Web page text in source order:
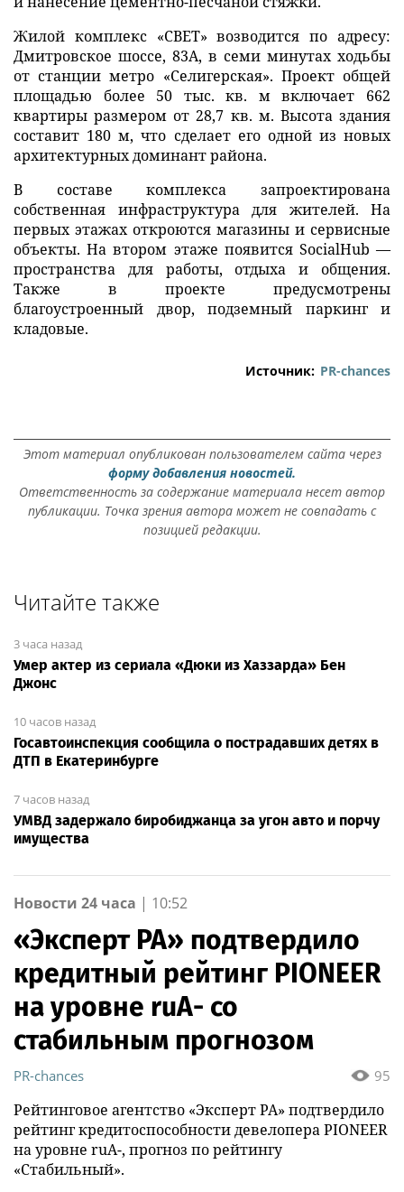
Жилой комплекс «СВЕТ» возводится по адресу:
Дмитровское шоссе, 83А, в семи минутах ходьбы
от станции метро «Селигерская». Проект общей
площадью более 50 тыс. кв. м включает 662
квартиры размером от 28,7 кв. м. Высота здания
составит 180 м, что сделает его одной из новых
архитектурных доминант района.
В составе комплекса запроектирована
собственная инфраструктура для жителей. На
первых этажах откроются магазины и сервисные
объекты. На втором этаже появится SocialHub —
пространства для работы, отдыха и общения.
Также в проекте предусмотрены
благоустроенный двор, подземный паркинг и
кладовые.
Источник: PR-chances
Этот материал опубликован пользователем сайта через
форму добавления новостей.
Ответственность за содержание материала несет автор
публикации. Точка зрения автора может не совпадать с
позицией редакции.
Читайте также
3 часа назад
Умер актер из сериала «Дюки из Хаззарда» Бен
Джонс
10 часов назад
Госавтоинспекция сообщила о пострадавших детях в
ДТП в Екатеринбурге
7 часов назад
УМВД задержало биробиджанца за угон авто и порчу
имущества
Новости 24 часа | 10:52
«Эксперт РА» подтвердило
кредитный рейтинг PIONEER
на уровне ruA- со
стабильным прогнозом
95
PR-chances
Рейтинговое агентство «Эксперт РА» подтвердило
рейтинг кредитоспособности девелопера PIONEER
на уровне ruA-, прогноз по рейтингу
«Стабильный».